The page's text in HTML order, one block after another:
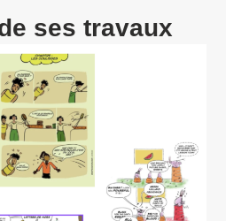
ses travaux